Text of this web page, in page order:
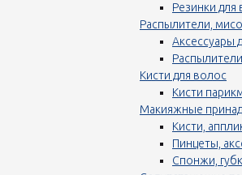
Резинки для
Распылители,
Аксессуары
Кисти для волос
Кисти
Макияжные
Кисти,
Пинцеты,
Спонжи,